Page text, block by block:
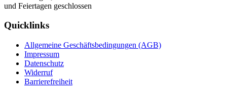
und Feiertagen geschlossen
Quicklinks
Allgemeine Geschäftsbedingungen (AGB)
Impressum
Datenschutz
Widerruf
Barrierefreiheit